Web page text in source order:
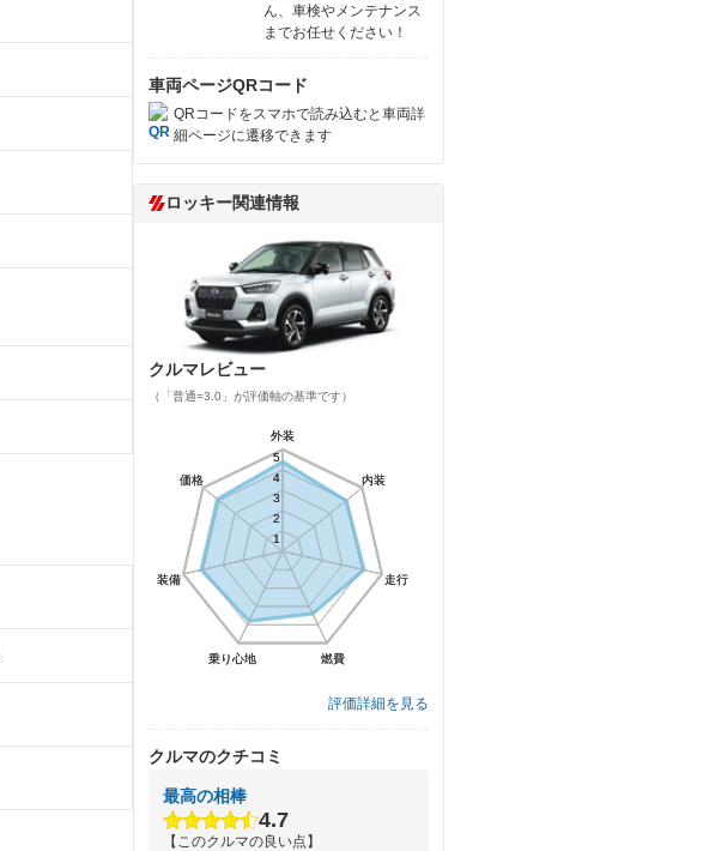
ん、車検やメンテナンス
までお任せください！
車両ページQRコード
QRコードをスマホで読み込むと車両詳
細ページに遷移できます
ロッキー関連情報
クルマレビュー
（「普通=3.0」が評価軸の基準です）
外装
内装
走行
燃費
乗り心地
装備
価格
1
2
3
4
5
外装
内装
走行
燃費
乗り心地
装備
価格
1
2
3
4
5
評価詳細を見る
クルマのクチコミ
最高の相棒
4.7
【このクルマの良い点】